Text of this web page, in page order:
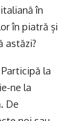
în
în piatră și
astăzi?
la
ne la
. De